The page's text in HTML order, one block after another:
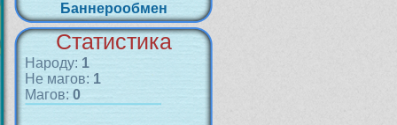
Баннерообмен
Статистика
Народу: 1
Не магов: 1
Магов: 0